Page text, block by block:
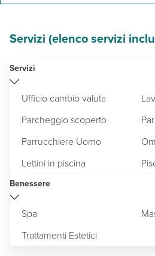
Servizi (elenco servizi
Servizi
Ufficio cambio valuta
Parcheggio scoperto
Parrucchiere Uomo
Lettini in piscina
Benessere
Spa
Trattamenti Estetici